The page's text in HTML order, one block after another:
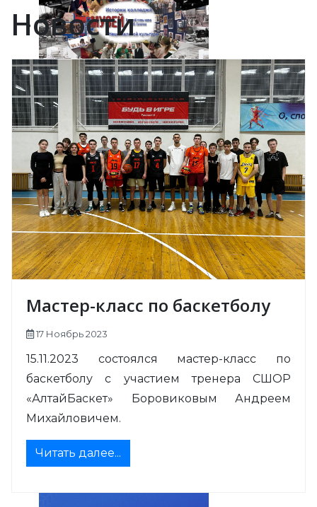
Новости
Мастер-класс по баскетболу
17 Ноябрь 2023
15.11.2023 состоялся мастер-класс по
баскетболу с участием тренера СШОР
«АлтайБаскет» Боровиковым Андреем
Михайловичем.
Читать далее...